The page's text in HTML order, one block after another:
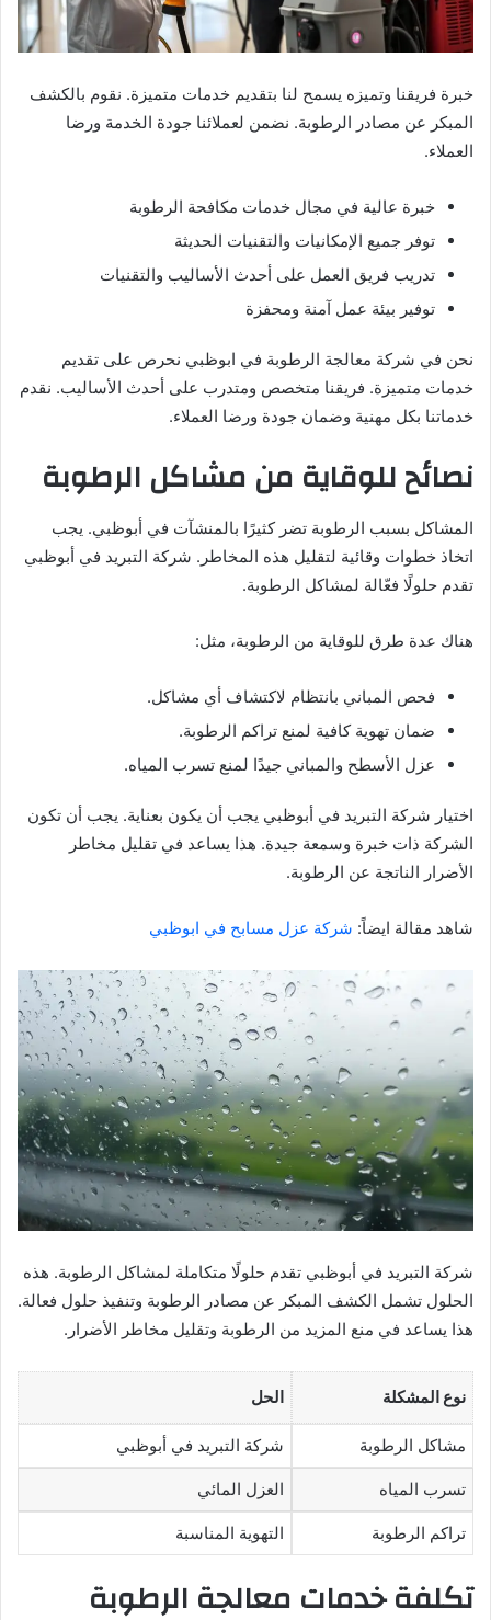
خبرة فريقنا وتميزه يسمح لنا بتقديم خدمات متميزة. نقوم بالكشف
المبكر عن مصادر الرطوبة. نضمن لعملائنا جودة الخدمة ورضا
العملاء.
خبرة عالية في مجال خدمات مكافحة الرطوبة
توفر جميع الإمكانيات والتقنيات الحديثة
تدريب فريق العمل على أحدث الأساليب والتقنيات
توفير بيئة عمل آمنة ومحفزة
نحن في شركة معالجة الرطوبة في ابوظبي نحرص على تقديم
خدمات متميزة. فريقنا متخصص ومتدرب على أحدث الأساليب. نقدم
خدماتنا بكل مهنية وضمان جودة ورضا العملاء.
نصائح للوقاية من مشاكل الرطوبة
المشاكل بسبب الرطوبة تضر كثيرًا بالمنشآت في أبوظبي. يجب
اتخاذ خطوات وقائية لتقليل هذه المخاطر. شركة التبريد في أبوظبي
تقدم حلولًا فعّالة لمشاكل الرطوبة.
هناك عدة طرق للوقاية من الرطوبة، مثل:
فحص المباني بانتظام لاكتشاف أي مشاكل.
ضمان تهوية كافية لمنع تراكم الرطوبة.
عزل الأسطح والمباني جيدًا لمنع تسرب المياه.
اختيار شركة التبريد في أبوظبي يجب أن يكون بعناية. يجب أن تكون
الشركة ذات خبرة وسمعة جيدة. هذا يساعد في تقليل مخاطر
الأضرار الناتجة عن الرطوبة.
شاهد مقالة ايضاً: شركة عزل مسابح في ابوظبي
شركة التبريد في أبوظبي تقدم حلولًا متكاملة لمشاكل الرطوبة. هذه
الحلول تشمل الكشف المبكر عن مصادر الرطوبة وتنفيذ حلول فعالة.
هذا يساعد في منع المزيد من الرطوبة وتقليل مخاطر الأضرار.
نوع المشكلة الحل
مشاكل الرطوبة شركة التبريد في أبوظبي
تسرب المياه العزل المائي
تراكم الرطوبة التهوية المناسبة
تكلفة خدمات معالجة الرطوبة